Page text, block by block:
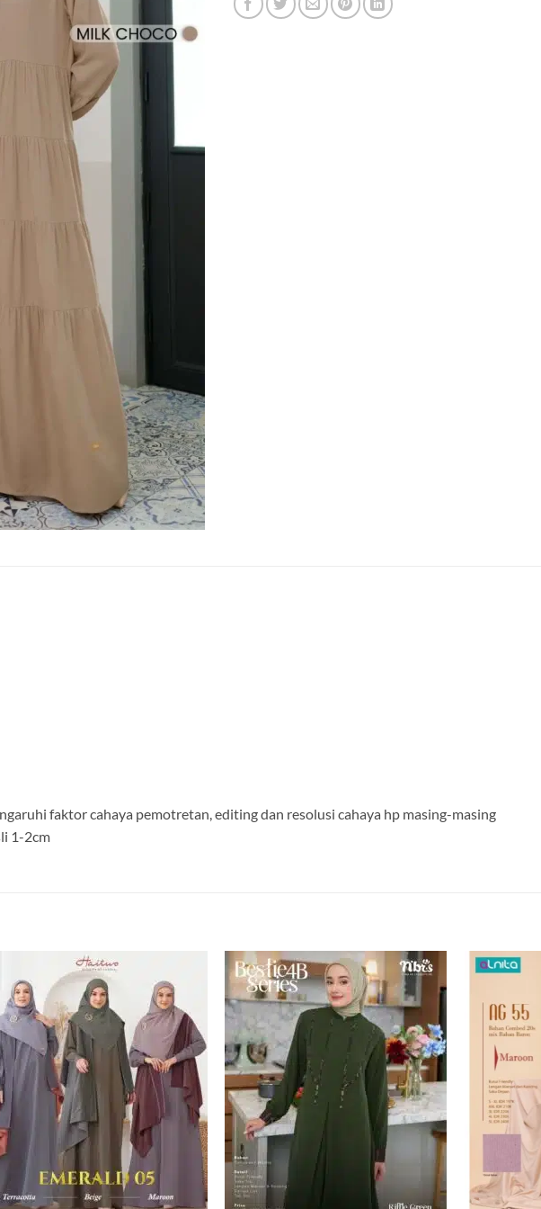
faktor cahaya pemotretan, editing dan resolusi cahaya hp masing-masing
1-2cm